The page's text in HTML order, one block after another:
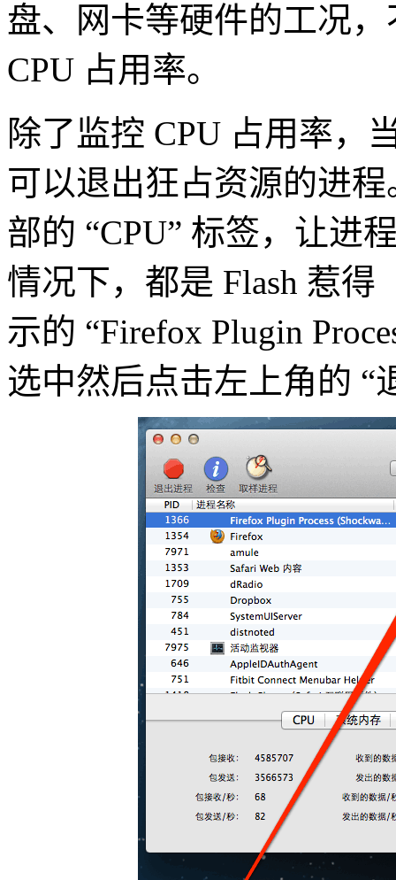
盘、网卡等硬件的工况
CPU 占用率。
除了监控 CPU 占用率，
可以退出狂占资源的进
部的 “CPU” 标签，让进
情况下，都是 Flash 惹
示的 “Firefox Plugin
选中然后点击左上角的 “